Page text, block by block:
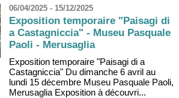
06/04/2025 - 15/12/2025
Exposition temporaire "Paisagi di
a Castagniccia" - Museu Pasquale
Paoli - Merusaglia
Exposition temporaire "Paisagi di a
Castagniccia" Du dimanche 6 avril au
lundi 15 décembre Museu Pasquale Paoli,
Merusaglia Exposition à découvri...